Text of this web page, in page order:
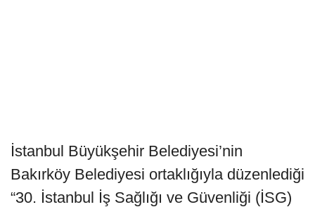
İstanbul Büyükşehir Belediyesi’nin
Bakırköy Belediyesi ortaklığıyla düzenlediği
“30. İstanbul İş Sağlığı ve Güvenliği (İSG)